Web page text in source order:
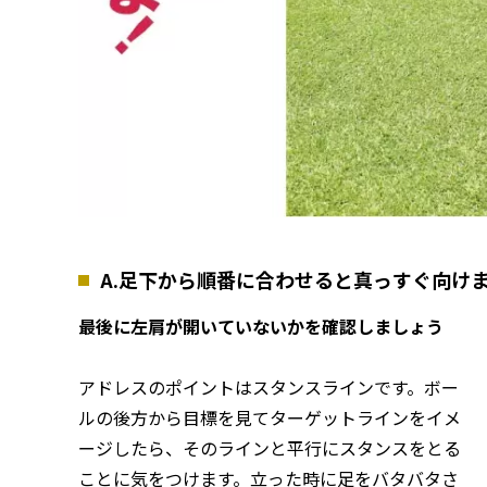
A.足下から順番に合わせると真っすぐ向け
最後に左肩が開いていないかを確認しましょう
アドレスのポイントはスタンスラインです。ボー
ルの後方から目標を見てターゲットラインをイメ
ージしたら、そのラインと平行にスタンスをとる
ことに気をつけます。立った時に足をバタバタさ